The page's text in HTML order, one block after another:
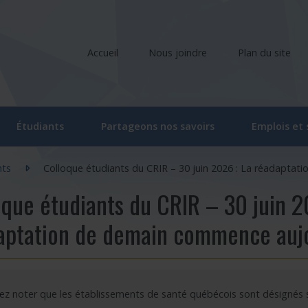
Accueil Nous joindre Plan du site
gestionnaires
recherche
CRIR
Étudiants
Comité étudiant du CRIR
Ateliers – Événements | Étudiant
Programme « Bourses d’études supérieures du CRIR »
Carrefour des savoirs : pour la relève en santé et services sociaux
Partageons nos savoirs
Ateliers et conférences
Événements
CRIR Branché
Prix de reconnaissance Eva Kehayia et Bonnie
Emplois et
Colloque étudiants du CRIR – 30 juin 2026 : La
étudiants du CRIR – 30 juin
de demain commence
noter que les établissements de santé québécois sont désignés